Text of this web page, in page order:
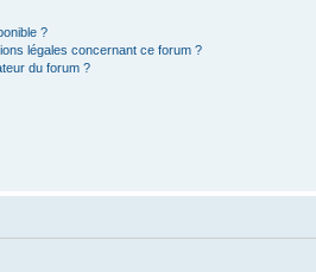
?
légales concernant ce forum ?
du forum ?